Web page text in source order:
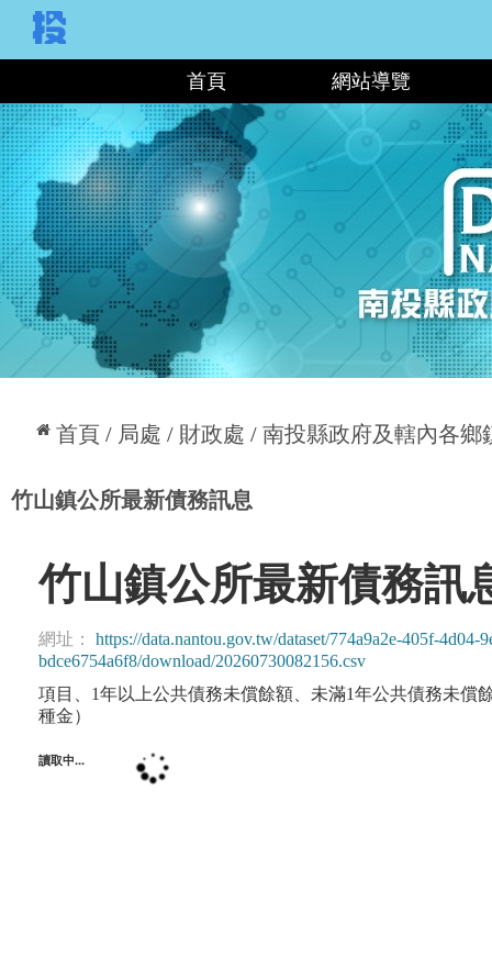
首頁 網站導覽
首頁 局處 財政處 南投縣政府及轄內各鄉
竹山鎮公所最新債務訊息
竹山鎮公所最新債務訊
網址： https://data.nantou.gov.tw/dataset/774a9a2e-405f-
bdce6754a6f8/download/20260730082156.csv
項目、1年以上公共債務未償餘額、未滿1年公共債務未
種金）